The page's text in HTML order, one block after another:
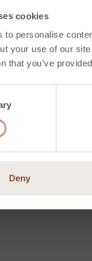
cookies
to personalise
your use of our
that you’ve
Deny